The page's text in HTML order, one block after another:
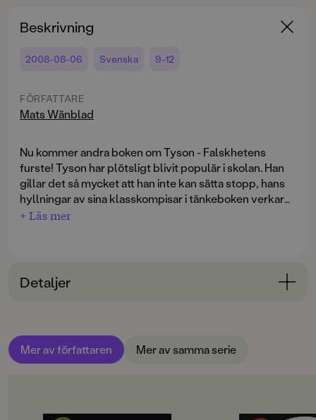
Beskrivning
2008-08-06 Svenska 9-12
FÖRFATTARE
Mats Wänblad
Nu kommer andra boken om Tyson - Falskhetens
furste! Tyson har plötsligt blivit populär i skolan. Han
gillar det så mycket att han inte kan sätta stopp, hans
hyllningar av sina klasskompisar i tänkeboken verkar
aldrig ta slut. Men menar han egentligen allvar, har han
"En blandning av Habib och Bert - humor, allvar och
eftertänksamhet."
+ Läs mer
Detaljer
ÅLDERSGRUPP
9-12
Mer av författaren Mer av samma serie